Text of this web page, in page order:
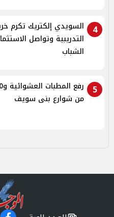
4
السويدي إلكتريك تكرم
التدريبية وتواصل
الشباب
5
من شوارع بنى سويف